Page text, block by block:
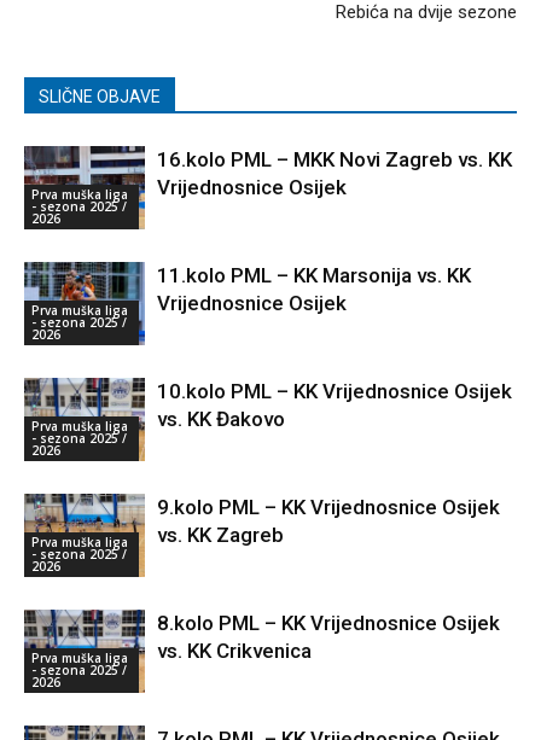
Rebića na dvije sezone
SLIČNE OBJAVE
Prva muška liga
- sezona 2025 /
2026
16.kolo PML – MKK Novi Zagreb vs. KK
Vrijednosnice Osijek
Prva muška liga
- sezona 2025 /
2026
11.kolo PML – KK Marsonija vs. KK
Vrijednosnice Osijek
Prva muška liga
- sezona 2025 /
2026
10.kolo PML – KK Vrijednosnice Osijek
vs. KK Đakovo
Prva muška liga
- sezona 2025 /
2026
9.kolo PML – KK Vrijednosnice Osijek
vs. KK Zagreb
Prva muška liga
- sezona 2025 /
2026
8.kolo PML – KK Vrijednosnice Osijek
vs. KK Crikvenica